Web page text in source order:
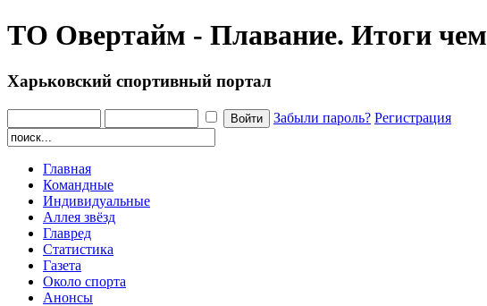
ТО Овертайм - Плавание. Итоги
Харьковский спортивный портал
Забыли пароль? Регистрация
Главная
Командные
Индивидуальные
Аллея звёзд
Главред
Статистика
Газета
Около спорта
Анонсы